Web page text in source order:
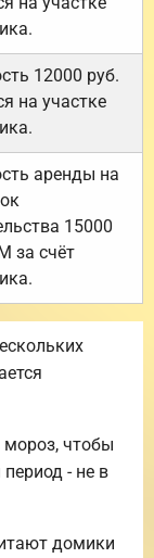
12000 руб.
на участке
аренды на
15000
за счёт
мороз, чтобы
- не в
домики